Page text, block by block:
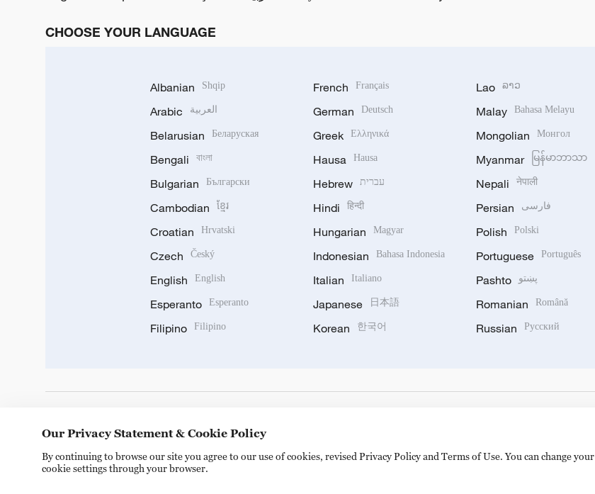
CHOOSE YOUR LANGUAGE
Albanian Shqip
Arabic العربية
Belarusian Беларуская
Bengali বাংলা
Bulgarian Български
Cambodian ខ្មែរ
Croatian Hrvatski
Czech Český
English English
Esperanto Esperanto
Filipino Filipino
French Français
German Deutsch
Greek Ελληνικά
Hausa Hausa
Hebrew עברית
Hindi हिन्दी
Hungarian Magyar
Indonesian Bahasa Indonesia
Italian Italiano
Japanese 日本語
Korean 한국어
Lao ລາວ
Malay Bahasa Melayu
Mongolian Монгол
Myanmar မြန်မာဘာသာ
Nepali नेपाली
Persian فارسی
Polish Polski
Portuguese Português
Pashto پښتو
Romanian Română
Russian Русский
Our Privacy Statement & Cookie Policy
By continuing to browse our site you agree to our use of cookies, revised Privacy Policy and Terms of Use. You can change your
cookie settings through your browser.